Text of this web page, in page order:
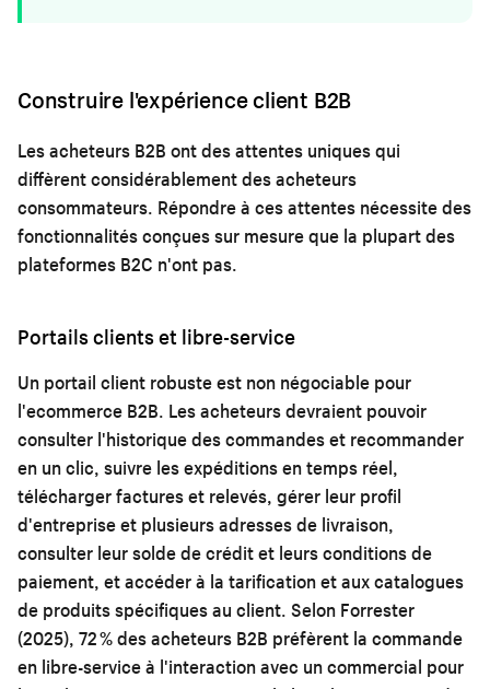
Construire l'expérience client B2B
Les acheteurs B2B ont des attentes uniques qui
diffèrent considérablement des acheteurs
consommateurs. Répondre à ces attentes nécessite des
fonctionnalités conçues sur mesure que la plupart des
plateformes B2C n'ont pas.
Portails clients et libre-service
Un portail client robuste est non négociable pour
l'ecommerce B2B. Les acheteurs devraient pouvoir
consulter l'historique des commandes et recommander
en un clic, suivre les expéditions en temps réel,
télécharger factures et relevés, gérer leur profil
d'entreprise et plusieurs adresses de livraison,
consulter leur solde de crédit et leurs conditions de
paiement, et accéder à la tarification et aux catalogues
de produits spécifiques au client. Selon Forrester
(2025), 72 % des acheteurs B2B préfèrent la commande
en libre-service à l'interaction avec un commercial pour